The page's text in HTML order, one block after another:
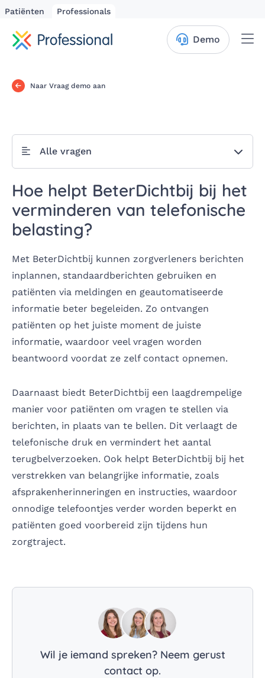
Patiënten Professionals
Demo
Naar Vraag demo aan
Alle vragen
Hoe helpt BeterDichtbij bij het
verminderen van telefonische
belasting?
Met BeterDichtbij kunnen zorgverleners berichten
inplannen, standaardberichten gebruiken en
patiënten via meldingen en geautomatiseerde
informatie beter begeleiden. Zo ontvangen
patiënten op het juiste moment de juiste
informatie, waardoor veel vragen worden
beantwoord voordat ze zelf contact opnemen.
Daarnaast biedt BeterDichtbij een laagdrempelige
manier voor patiënten om vragen te stellen via
berichten, in plaats van te bellen. Dit verlaagt de
telefonische druk en vermindert het aantal
terugbelverzoeken. Ook helpt BeterDichtbij bij het
verstrekken van belangrijke informatie, zoals
afsprakenherinneringen en instructies, waardoor
onnodige telefoontjes verder worden beperkt en
patiënten goed voorbereid zijn tijdens hun
zorgtraject.
Wil je iemand spreken? Neem gerust
contact op.